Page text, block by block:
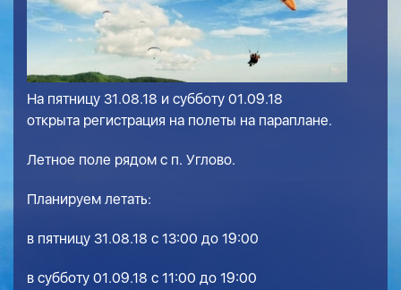
На пятницу 31.08.18 и субботу 01.09.18
открыта регистрация на полеты на параплане.
Летное поле рядом с п. Углово.
Планируем летать:
в пятницу 31.08.18 с 13:00 до 19:00
в субботу 01.09.18 с 11:00 до 19:00